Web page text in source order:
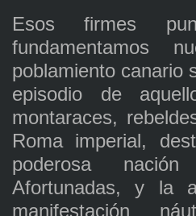
Esos firmes
fundamentamos
poblamiento canario
episodio de
montaraces,
Roma imperial,
poderosa
Afortunadas, y la
manifestación